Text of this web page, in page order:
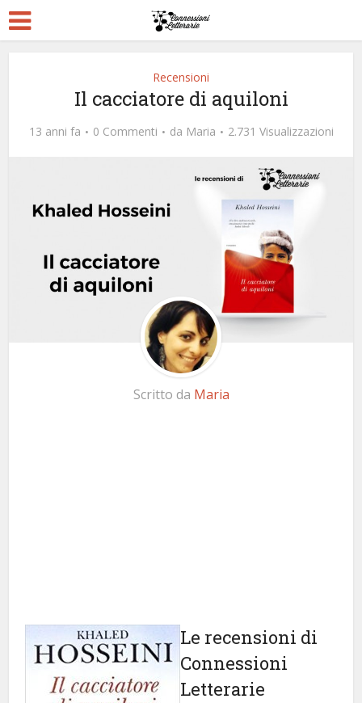
Recensioni
Il cacciatore di aquiloni
13 anni fa 0 Commenti da Maria 2.731 Visualizzazioni
Scritto da Maria
Le recensioni di
Connessioni
Letterarie